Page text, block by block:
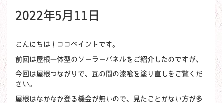
2022年5月11日
こんにちは！ココペイントです。
前回は屋根一体型のソーラーパネルをご紹介したのですが、
今回は屋根つながりで、瓦の間の漆喰を塗り直しをご覧くだ
さい。
屋根はなかなか登る機会が無いので、見たことがない方が多